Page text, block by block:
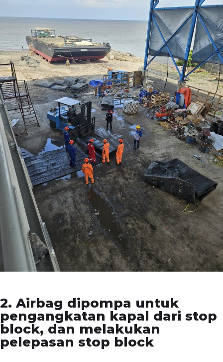
2. Airbag dipompa untuk
pengangkatan kapal dari stop
block, dan melakukan
pelepasan stop block